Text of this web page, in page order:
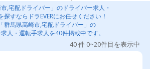
市,宅配ドライバー」のドライバー求人・
探すならドラEVERにお任せください！
群馬県高崎市,宅配ドライバー」の
人・運転手求人を40件掲載中です。
40 件 0~20件目を表示中